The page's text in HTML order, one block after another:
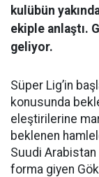
kulübün
ekiple anlaştı.
geliyor.
Süper Lig’in
konusunda
eleştirilerine
beklenen
Suudi Arabistan
forma giyen